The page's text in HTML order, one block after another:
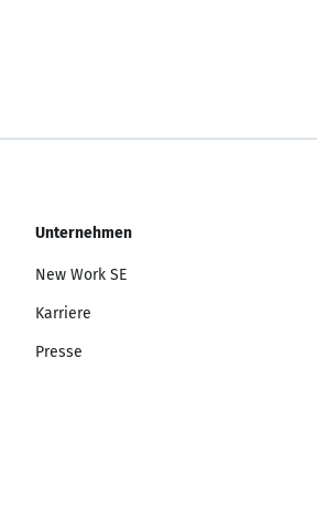
Unternehmen
New Work SE
Karriere
Presse